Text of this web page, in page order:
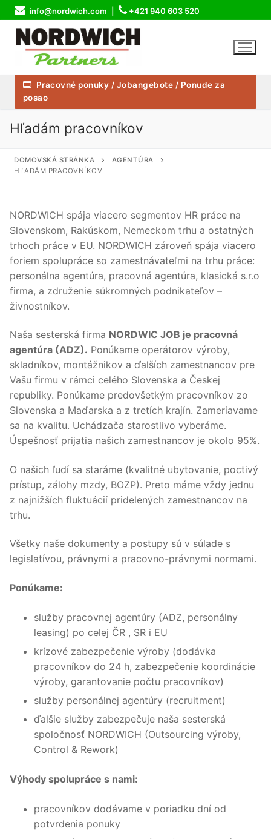
Preskočiť
na
obsah
info@nordwich.com | +421 940 603 520
Pracovné ponuky / Jobangebote / Ponude za
posao
Hľadám pracovníkov
DOMOVSKÁ STRÁNKA
AGENTÚRA
HĽADÁM PRACOVNÍKOV
NORDWICH spája viacero segmentov HR práce na
Slovenskom, Rakúskom, Nemeckom trhu a ostatných
trhoch práce v EU. NORDWICH zároveň spája viacero
foriem spolupráce so zamestnávateľmi na trhu práce:
personálna agentúra, pracovná agentúra, klasická s.r.o
firma, a združenie súkromných podnikateľov –
živnostníkov.
Naša sesterská firma NORDWIC JOB je pracovná
agentúra (ADZ). Ponúkame operátorov výroby,
skladníkov, montážnikov a ďalších zamestnancov pre
Vašu firmu v rámci celého Slovenska a Českej
republiky. Ponúkame predovšetkým pracovníkov zo
Slovenska a Maďarska a z tretích krajín. Zameriavame
sa na kvalitu. Uchádzača starostlivo vyberáme.
Úspešnosť prijatia našich zamestnancov je okolo 95%.
O našich ľudí sa staráme (kvalitné ubytovanie, poctivý
prístup, zálohy mzdy, BOZP). Preto máme vždy jednu
z najnižších fluktuácií pridelených zamestnancov na
trhu.
Všetky naše dokumenty a postupy sú v súlade s
legislatívou, právnymi a pracovno-právnymi normami.
Ponúkame:
služby pracovnej agentúry (ADZ, personálny
leasing) po celej ČR , SR i EU
krízové zabezpečenie výroby (dodávka
pracovníkov do 24 h, zabezpečenie koordinácie
výroby, garantovanie počtu pracovníkov)
služby personálnej agentúry (recruitment)
ďalšie služby zabezpečuje naša sesterská
spoločnosť NORDWICH (Outsourcing výroby,
Control & Rework)
Výhody spolupráce s nami:
pracovníkov dodávame v poriadku dní od
potvrdenia ponuky